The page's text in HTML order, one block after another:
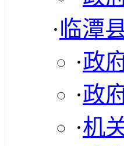
·临潭
·政
·政
·机